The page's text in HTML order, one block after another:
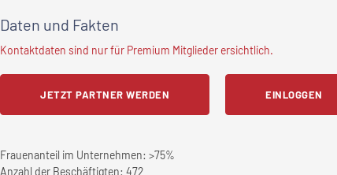
Daten und Fakten
Kontaktdaten sind nur für Premium Mitglieder ersichtlich.
JETZT PARTNER WERDEN EINLOGGEN
Frauenanteil im Unternehmen: >75%
Anzahl der Beschäftigten: 472